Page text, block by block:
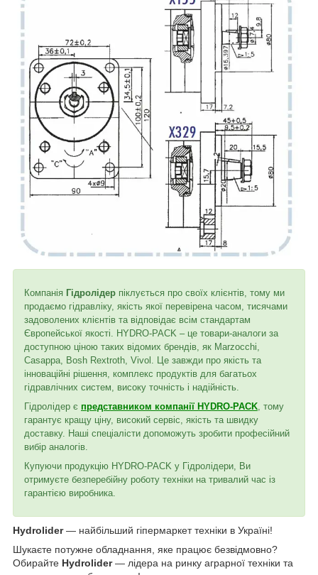
Компанія Гідролідер піклується про своїх клієнтів, тому ми
продаємо гідравліку, якість якої перевірена часом, тисячами
задоволених клієнтів та відповідає всім стандартам
Європейської якості. HYDRO-PACK – це товари-аналоги за
доступною ціною таких відомих брендів, як Marzocchi,
Casappa, Bosh Rextroth, Vivol. Це завжди про якість та
інноваційні рішення, комплекс продуктів для багатьох
гідравлічних систем, високу точність і надійність.
Гідролідер є представником компанії HYDRO-PACK , тому
гарантує кращу ціну, високий сервіс, якість та швидку
доставку. Наші спеціалісти допоможуть зробити професійний
вибір аналогів.
Купуючи продукцію HYDRO-PACK у Гідролідери, Ви
отримуєте безперебійну роботу техніки на тривалий час із
гарантією виробника.
Hydrolider— найбільший гіпермаркет техніки в Україні!
Шукаєте потужне обладнання, яке працює безвідмовно?
Обирайте Hydrolider— лідера на ринку аграрної техніки та